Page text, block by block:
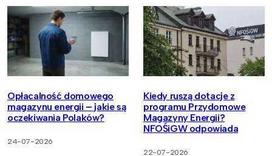
Opłacalność domowego
magazynu energii – jakie są
oczekiwania Polaków?
24-07-2026
Kiedy ruszą dotacje z
programu Przydomowe
Magazyny Energii?
NFOŚiGW odpowiada
22-07-2026